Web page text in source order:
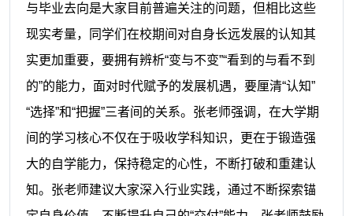
与毕业去向是大家目前普遍关注的问题，但相比这些
现实考量，同学们在校期间对自身长远发展的认知其
实更加重要，要拥有辨析“变与不变”“看到的与看不到
的”的能力，面对时代赋予的发展机遇，要厘清“认知”
“选择”和“把握”三者间的关系。张老师强调，在大学期
间的学习核心不仅在于吸收学科知识，更在于锻造强
大的自学能力，保持稳定的心性，不断打破和重建认
知。张老师建议大家深入行业实践，通过不断探索锚